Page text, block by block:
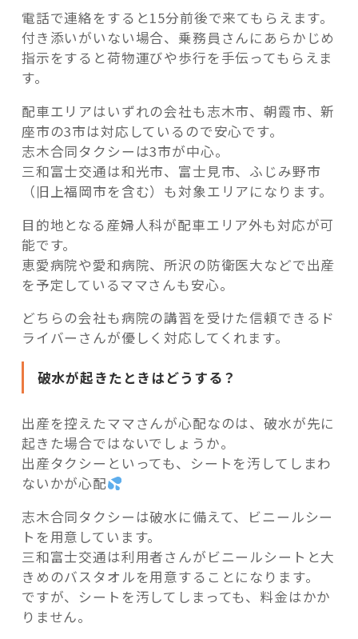
電話で連絡をすると15分前後で来てもらえます。
付き添いがいない場合、乗務員さんにあらかじめ
指示をすると荷物運びや歩行を手伝ってもらえま
す。
配車エリアはいずれの会社も志木市、朝霞市、新
座市の3市は対応しているので安心です。
志木合同タクシーは3市が中心。
三和富士交通は和光市、富士見市、ふじみ野市
（旧上福岡市を含む）も対象エリアになります。
目的地となる産婦人科が配車エリア外も対応が可
能です。
恵愛病院や愛和病院、所沢の防衛医大などで出産
を予定しているママさんも安心。
どちらの会社も病院の講習を受けた信頼できるド
ライバーさんが優しく対応してくれます。
破水が起きたときはどうする？
出産を控えたママさんが心配なのは、破水が先に
起きた場合ではないでしょうか。
出産タクシーといっても、シートを汚してしまわ
ないかが心配
志木合同タクシーは破水に備えて、ビニールシー
トを用意しています。
三和富士交通は利用者さんがビニールシートと大
きめのバスタオルを用意することになります。
ですが、シートを汚してしまっても、料金はかか
りません。